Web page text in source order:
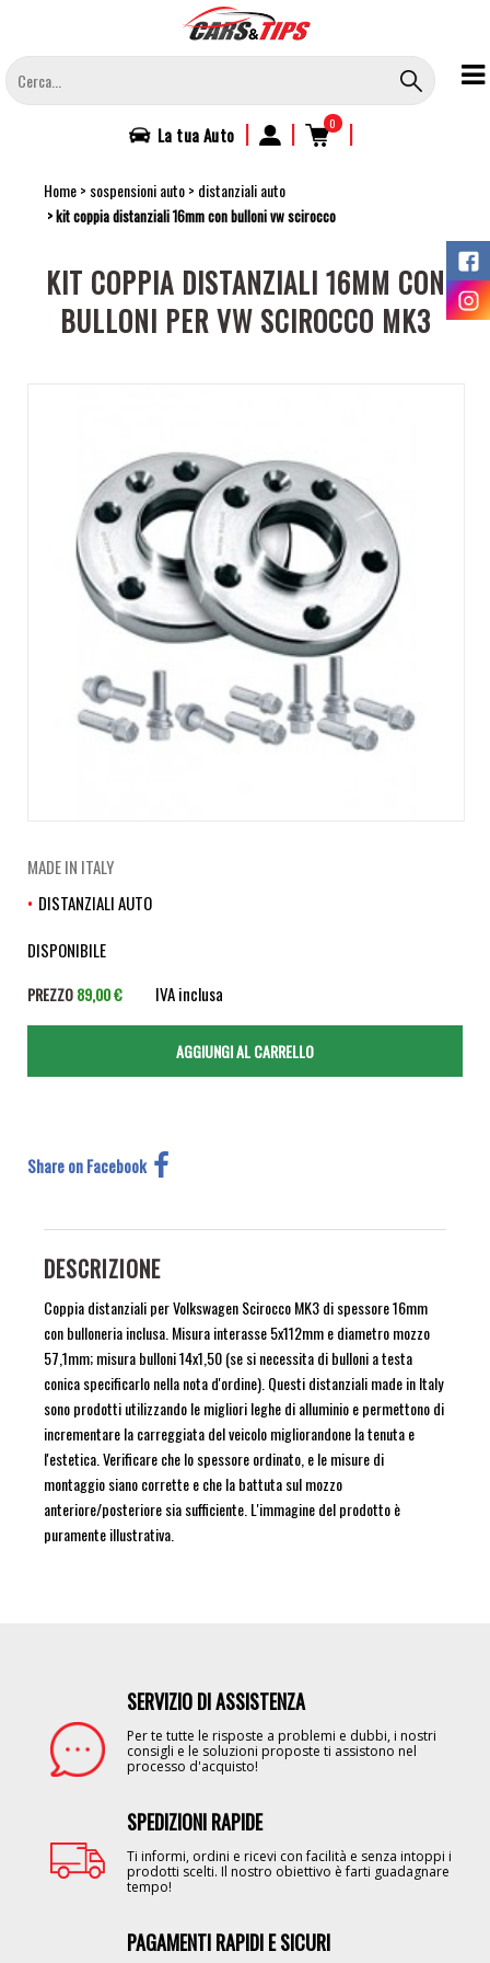
contenuto
principale
La tuaAuto | | 0 |
Home sospensioni auto distanziali auto
kit coppia distanziali 16mm con bulloni vw scirocco
KIT COPPIA DISTANZIALI 16MM CON
BULLONI PER VW SCIROCCO MK3
MADE IN ITALY
DISTANZIALI AUTO
DISPONIBILE
PREZZO89,00 € IVA inclusa
Share on Facebook
DESCRIZIONE
Coppia distanziali per Volkswagen Scirocco MK3 di spessore 16mm
con bulloneria inclusa. Misura interasse 5x112mm e diametro mozzo
57,1mm; misura bulloni 14x1,50 (se si necessita di bulloni a testa
conica specificarlo nella nota d'ordine). Questi distanziali made in Italy
sono prodotti utilizzando le migliori leghe di alluminio e permettono di
incrementare la carreggiata del veicolo migliorandone la tenuta e
l'estetica. Verificare che lo spessore ordinato, e le misure di
montaggio siano corrette e che la battuta sul mozzo
anteriore/posteriore sia sufficiente. L'immagine del prodotto è
puramente illustrativa.
SERVIZIO DI ASSISTENZA
Per te tutte le risposte a problemi e dubbi, i nostri
consigli e le soluzioni proposte ti assistono nel
processo d'acquisto!
SPEDIZIONI RAPIDE
Ti informi, ordini e ricevi con facilità e senza intoppi i
prodotti scelti. Il nostro obiettivo è farti guadagnare
tempo!
PAGAMENTI RAPIDI E SICURI